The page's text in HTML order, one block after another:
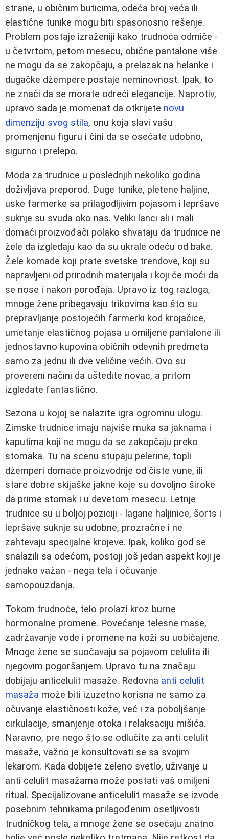
strane, u običnim buticima, odeća broj veća ili
elastične tunike mogu biti spasonosno rešenje.
Problem postaje izraženiji kako trudnoća odmiče -
u četvrtom, petom mesecu, obične pantalone više
ne mogu da se zakopčaju, a prelazak na helanke i
dugačke džempere postaje neminovnost. Ipak, to
ne znači da se morate odreći elegancije. Naprotiv,
upravo sada je momenat da otkrijete novu
dimenziju svog stila, onu koja slavi vašu
promenjenu figuru i čini da se osećate udobno,
sigurno i prelepo.
Moda za trudnice u poslednjih nekoliko godina
doživljava preporod. Duge tunike, pletene haljine,
uske farmerke sa prilagodljivim pojasom i lepršave
suknje su svuda oko nas. Veliki lanci ali i mali
domaći proizvođači polako shvataju da trudnice ne
žele da izgledaju kao da su ukrale odeću od bake.
Žele komade koji prate svetske trendove, koji su
napravljeni od prirodnih materijala i koji će moći da
se nose i nakon porođaja. Upravo iz tog razloga,
mnoge žene pribegavaju trikovima kao što su
prepravljanje postojećih farmerki kod krojačice,
umetanje elastičnog pojasa u omiljene pantalone ili
jednostavno kupovina običnih odevnih predmeta
samo za jednu ili dve veličine većih. Ovo su
provereni načini da uštedite novac, a pritom
izgledate fantastično.
Sezona u kojoj se nalazite igra ogromnu ulogu.
Zimske trudnice imaju najviše muka sa jaknama i
kaputima koji ne mogu da se zakopčaju preko
stomaka. Tu na scenu stupaju pelerine, topli
džemperi domaće proizvodnje od čiste vune, ili
stare dobre skijaške jakne koje su dovoljno široke
da prime stomak i u devetom mesecu. Letnje
trudnice su u boljoj poziciji - lagane haljinice, šorts i
lepršave suknje su udobne, prozračne i ne
zahtevaju specijalne krojeve. Ipak, koliko god se
snalazili sa odećom, postoji još jedan aspekt koji je
jednako važan - nega tela i očuvanje
samopouzdanja.
Tokom trudnoće, telo prolazi kroz burne
hormonalne promene. Povećanje telesne mase,
zadržavanje vode i promene na koži su uobičajene.
Mnoge žene se suočavaju sa pojavom celulita ili
njegovim pogoršanjem. Upravo tu na značaju
dobijaju anticelulit masaže. Redovna anti celulit
masaža može biti izuzetno korisna ne samo za
očuvanje elastičnosti kože, već i za poboljšanje
cirkulacije, smanjenje otoka i relaksaciju mišića.
Naravno, pre nego što se odlučite za anti celulit
masaže, važno je konsultovati se sa svojim
lekarom. Kada dobijete zeleno svetlo, uživanje u
anti celulit masažama može postati vaš omiljeni
ritual. Specijalizovane anticelulit masaže se izvode
posebnim tehnikama prilagođenim osetljivosti
trudničkog tela, a mnoge žene se osećaju znatno